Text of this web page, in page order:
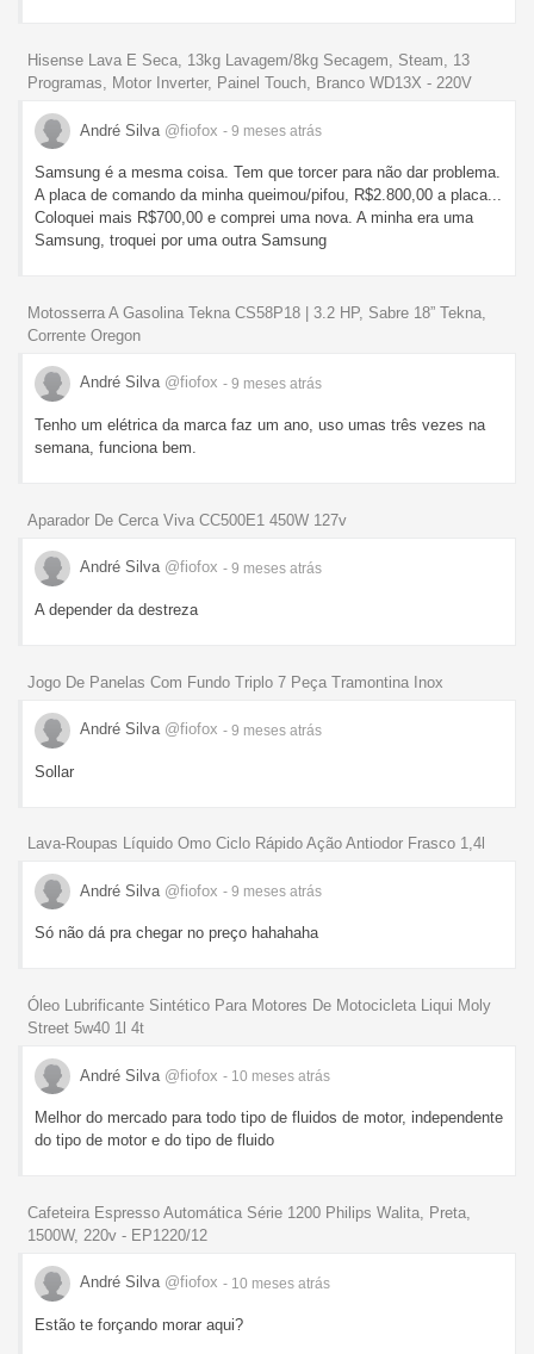
Hisense Lava E Seca, 13kg Lavagem/8kg Secagem, Steam, 13
Programas, Motor Inverter, Painel Touch, Branco WD13X - 220V
André Silva @fiofox - 9 meses atrás
Samsung é a mesma coisa. Tem que torcer para não dar problema.
A placa de comando da minha queimou/pifou, R$2.800,00 a placa...
Coloquei mais R$700,00 e comprei uma nova. A minha era uma
Samsung, troquei por uma outra Samsung
Motosserra A Gasolina Tekna CS58P18 | 3.2 HP, Sabre 18” Tekna,
Corrente Oregon
André Silva @fiofox - 9 meses atrás
Tenho um elétrica da marca faz um ano, uso umas três vezes na
semana, funciona bem.
Aparador De Cerca Viva CC500E1 450W 127v
André Silva @fiofox - 9 meses atrás
A depender da destreza
Jogo De Panelas Com Fundo Triplo 7 Peça Tramontina Inox
André Silva @fiofox - 9 meses atrás
Sollar
Lava-Roupas Líquido Omo Ciclo Rápido Ação Antiodor Frasco 1,4l
André Silva @fiofox - 9 meses atrás
Só não dá pra chegar no preço hahahaha
Óleo Lubrificante Sintético Para Motores De Motocicleta Liqui Moly
Street 5w40 1l 4t
André Silva @fiofox - 10 meses atrás
Melhor do mercado para todo tipo de fluidos de motor, independente
do tipo de motor e do tipo de fluido
Cafeteira Espresso Automática Série 1200 Philips Walita, Preta,
1500W, 220v - EP1220/12
André Silva @fiofox - 10 meses atrás
Estão te forçando morar aqui?